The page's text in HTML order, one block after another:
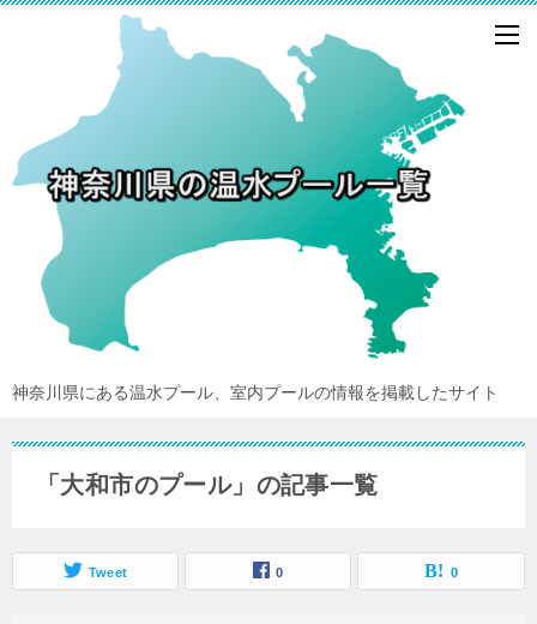
神奈川県にある温水プール、室内プールの情報を掲載したサイト
「大和市のプール」の記事一覧
Tweet 0 0